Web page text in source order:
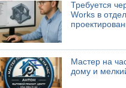
Требуется
Works в отдел
Мастер на
дому и